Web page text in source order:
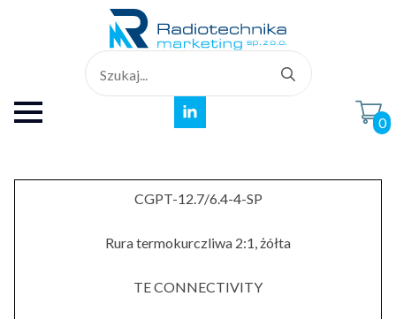
for:
0
CGPT-12.7/6.4-4-SP
Rura termokurczliwa 2:1, żółta
TE CONNECTIVITY